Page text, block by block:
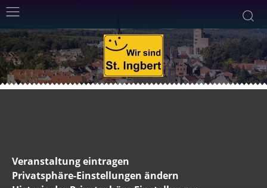
Veranstaltung eintragen
Privatsphäre-Einstellungen ändern